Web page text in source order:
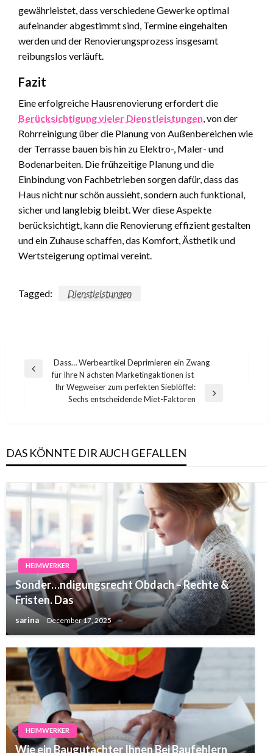
gewährleistet, dass verschiedene Gewerke optimal
aufeinander abgestimmt sind, Termine eingehalten
werden und der Renovierungsprozess insgesamt
reibungslos verläuft.
Fazit
Eine erfolgreiche Hausrenovierung erfordert die
Berücksichtigung vieler Dienstleistungen , von der
Rohrreinigung über die Planung von Außenbereichen wie
der Terrasse bauen bis hin zu Elektro-, Maler- und
Bodenarbeiten. Die frühzeitige Planung und die
Einbindung von Fachbetrieben sorgen dafür, dass das
Haus nicht nur schön aussieht, sondern auch funktional,
sicher und langlebig bleibt. Wer diese Aspekte
berücksichtigt, kann die Renovierung effizient gestalten
und ein Zuhause schaffen, das Komfort, Ästhetik und
Wertsteigerung optimal vereint.
Tagged: Dienstleistungen
Post
navigation
Previous
Dass… Werbeartikel Deprimieren ein Zwang
für Ihre N ächsten Marketingaktionen ist
Ihr Wegweiser zum perfekten Sieblöffel:
Sechs entscheidende Miet-Faktoren
DAS KÖNNTE DIR AUCH GEFALLEN
HEIMWERKER
Sonder…ndigungsrecht Obdach – Rechte &
Fristen. Das
sarina December 17, 2025
HEIMWERKER
Wie ein Baugutachter Ihnen Bei Baufehlern